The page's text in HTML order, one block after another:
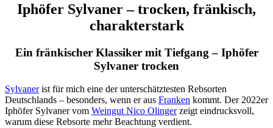
Iphöfer Sylvaner – trocken, fränkisch,
charakterstark
Ein fränkischer Klassiker mit Tiefgang – Iphöfer
Sylvaner trocken
Sylvanerist für mich eine der unterschätztesten Rebsorten
Deutschlands – besonders, wenn er aus Franken kommt. Der 2022er
Iphöfer Sylvaner vom Weingut Nico Olingerzeigt eindrucksvoll,
warum diese Rebsorte mehr Beachtung verdient.